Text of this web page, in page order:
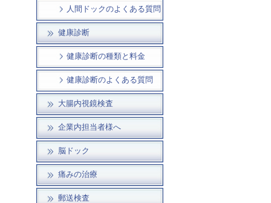
人間ドックのよくある質問
健康診断
健康診断の種類と料金
健康診断のよくある質問
大腸内視鏡検査
企業内担当者様へ
脳ドック
痛みの治療
郵送検査